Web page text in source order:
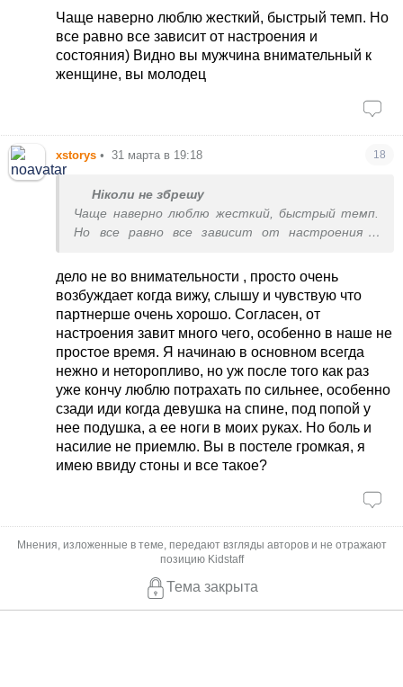
сделал бы все возможное, что бы ваш оргазм
был ярким и сладострастным))...Какой секс вам
больше по душе, более нежный или по жеще?
Чаще наверно люблю жесткий, быстрый темп. Но
все равно все зависит от настроения и
состояния) Видно вы мужчина внимательный к
женщине, вы молодец
xstorys • 31 марта в 19:18 18
Ніколи не збрешу
Чаще наверно люблю жесткий, быстрый темп.
Но все равно все зависит от настроения и
дело не во внимательности , просто очень
возбуждает когда вижу, слышу и чувствую что
партнерше очень хорошо. Согласен, от
настроения завит много чего, особенно в наше не
простое время. Я начинаю в основном всегда
нежно и неторопливо, но уж после того как раз
уже кончу люблю потрахать по сильнее, особенно
сзади иди когда девушка на спине, под попой у
нее подушка, а ее ноги в моих руках. Но боль и
насилие не приемлю. Вы в постеле громкая, я
имею ввиду стоны и все такое?
Мнения, изложенные в теме, передают взгляды авторов и не отражают
позицию Kidstaff
Тема закрыта